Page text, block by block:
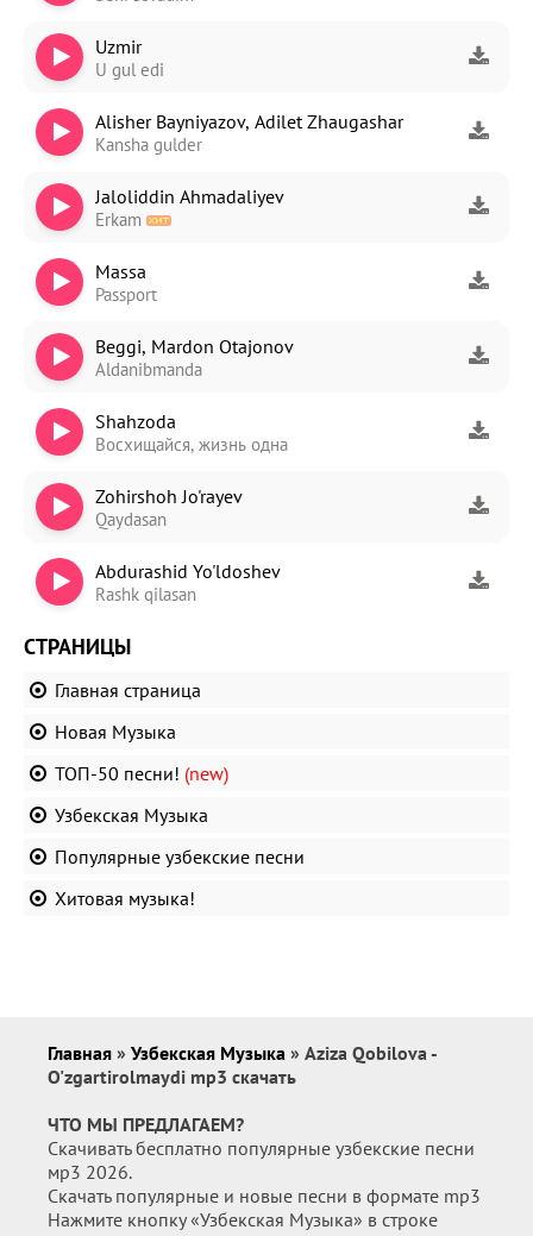
Uzmir
U gul edi
Alisher Bayniyazov, Adilet Zhaugashar
Kansha gulder
Jaloliddin Ahmadaliyev
Erkam
Massa
Passport
Beggi, Mardon Otajonov
Aldanibmanda
Shahzoda
Восхищайся, жизнь одна
Zohirshoh Jo'rayev
Qaydasan
Abdurashid Yo'ldoshev
Rashk qilasan
СТРАНИЦЫ
Главная страница
Новая Музыка
ТОП-50 песни! (new)
Узбекская Музыка
Популярные узбекские песни
Хитовая музыка!
Главная » Узбекская Музыка » Aziza Qobilova -
O'zgartirolmaydi mp3 скачать
ЧТО МЫ ПРЕДЛАГАЕМ?
Скачивать бесплатно популярные узбекские песни
мр3 2026.
Скачать популярные и новые песни в формате mp3
Нажмите кнопку «Узбекская Музыка» в строке